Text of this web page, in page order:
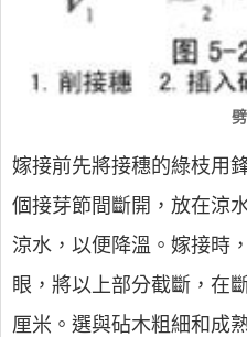
嫁接前先將接穗的綠枝用
個接芽節間斷開，放在涼
涼水，以便降溫。嫁接時
眼，將以上部分截斷，在
厘米。選與砧木粗細和成